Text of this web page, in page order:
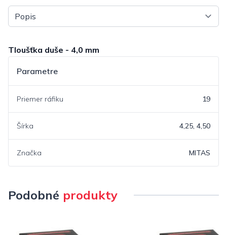
Vyberte tab
Tloušťka duše - 4,0 mm
Parametre
Priemer ráfiku 19
Šírka 4,25, 4,50
Značka MITAS
Podobné produkty